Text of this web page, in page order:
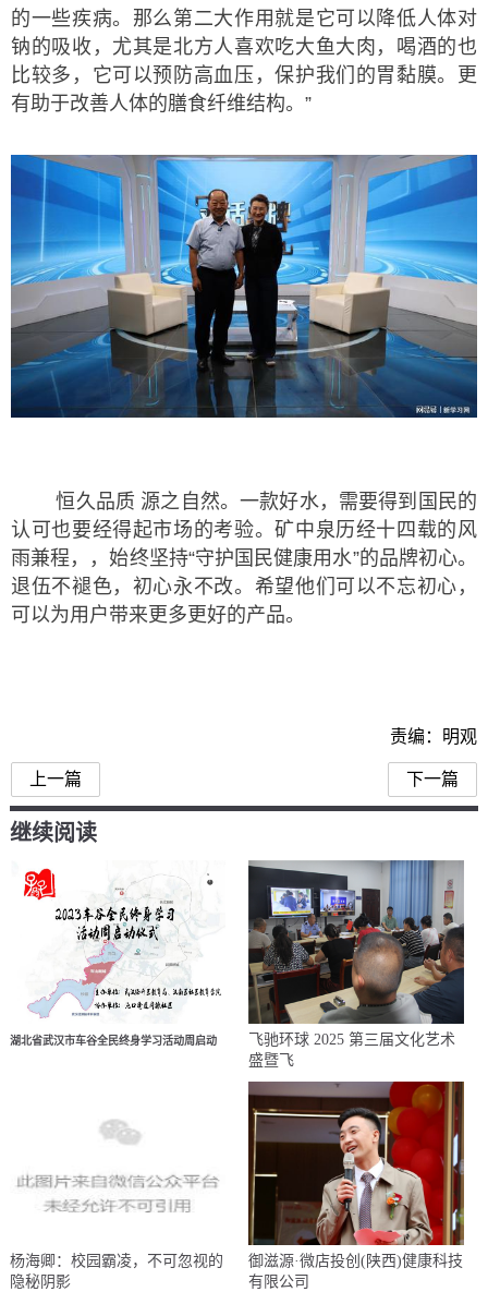
的一些疾病。那么第二大作用就是它可以降低人体对
钠的吸收，尤其是北方人喜欢吃大鱼大肉，喝酒的也
比较多，它可以预防高血压，保护我们的胃黏膜。更
有助于改善人体的膳食纤维结构。”
恒久品质 源之自然。一款好水，需要得到国民的
认可也要经得起市场的考验。矿中泉历经十四载的风
雨兼程，，始终坚持“守护国民健康用水”的品牌初心。
退伍不褪色，初心永不改。希望他们可以不忘初心，
可以为用户带来更多更好的产品。
责编：明观
上一篇 下一篇
继续阅读
湖北省武汉市车谷全民终身学习活动周启动
飞驰环球 2025 第三届文化艺术
盛暨飞
杨海卿：校园霸凌，不可忽视的
隐秘阴影
御滋源·微店投创(陕西)健康科技
有限公司